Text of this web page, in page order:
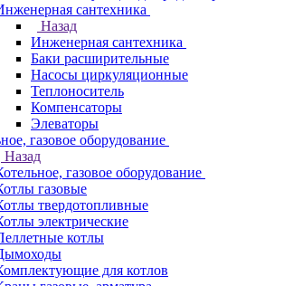
сантехника
Назад
Инженерная сантехника
Баки расширительные
Насосы циркуляционные
Теплоноситель
Компенсаторы
Элеваторы
газовое оборудование
Назад
газовое оборудование
газовые
твердотопливные
электрические
котлы
для котлов